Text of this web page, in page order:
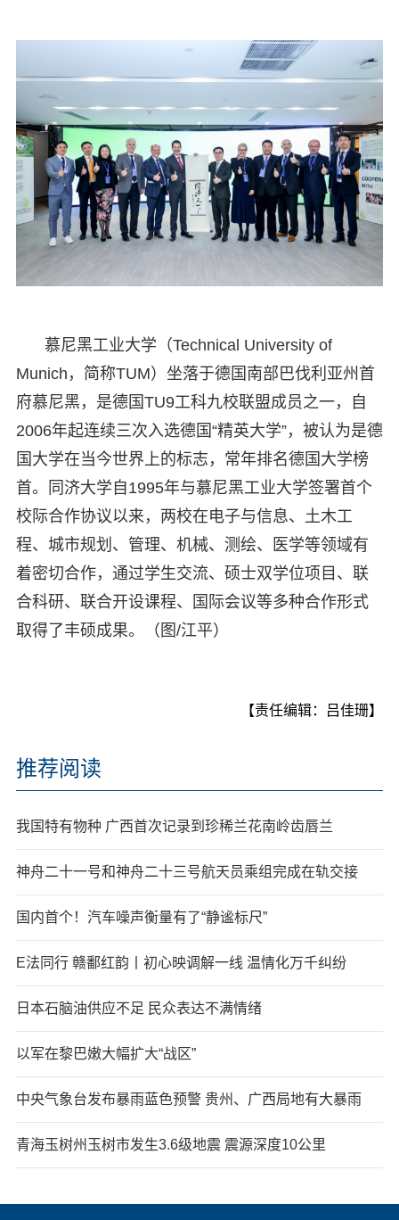
慕尼黑工业大学（Technical University of
Munich，简称TUM）坐落于德国南部巴伐利亚州首
府慕尼黑，是德国TU9工科九校联盟成员之一，自
2006年起连续三次入选德国“精英大学”，被认为是德
国大学在当今世界上的标志，常年排名德国大学榜
首。同济大学自1995年与慕尼黑工业大学签署首个
校际合作协议以来，两校在电子与信息、土木工
程、城市规划、管理、机械、测绘、医学等领域有
着密切合作，通过学生交流、硕士双学位项目、联
合科研、联合开设课程、国际会议等多种合作形式
取得了丰硕成果。（图/江平）
【责任编辑：吕佳珊】
推荐阅读
我国特有物种 广西首次记录到珍稀兰花南岭齿唇兰
神舟二十一号和神舟二十三号航天员乘组完成在轨交接
国内首个！汽车噪声衡量有了“静谧标尺”
E法同行 赣鄱红韵丨初心映调解一线 温情化万千纠纷
日本石脑油供应不足 民众表达不满情绪
以军在黎巴嫩大幅扩大“战区”
中央气象台发布暴雨蓝色预警 贵州、广西局地有大暴雨
青海玉树州玉树市发生3.6级地震 震源深度10公里